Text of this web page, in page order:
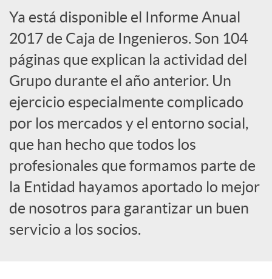
c
a
d
o
r
d
Ya está disponible el Informe Anual
2017 de Caja de Ingenieros. Son 104
páginas que explican la actividad del
Grupo durante el año anterior. Un
ejercicio especialmente complicado
por los mercados y el entorno social,
que han hecho que todos los
profesionales que formamos parte de
la Entidad hayamos aportado lo mejor
de nosotros para garantizar un buen
servicio a los socios.